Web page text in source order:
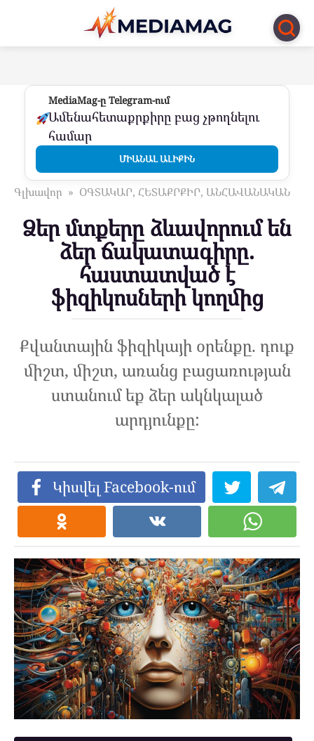
Перейти
контенту
MediaMag-ը Telegram-ում
Ամենահետաքրքիրը բաց չթողնելու
համար
ՄԻԱՆԱԼ ԱԼԻՔԻՆ
Գլխավոր » ՕԳՏԱԿԱՐ, ՀԵՏԱՔՐՔԻՐ, ԱՆՀԱՎԱՆԱԿԱՆ
Ձեր մտքերը ձևավորում են
ձեր ճակատագիրը.
հաստատված է
ֆիզիկոսների կողմից
Քվանտային ֆիզիկայի օրենքը. դուք
միշտ, միշտ, առանց բացառության
ստանում եք ձեր ակնկալած
արդյունքը:
Կիսվել Facebook-ում